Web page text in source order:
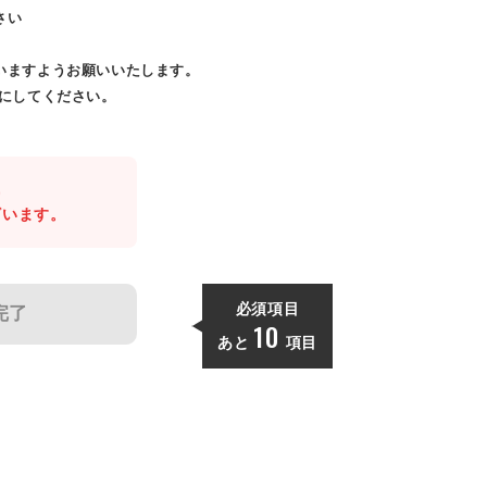
い
すようお願いいたします。
してください。
ます。
了 必須項目
あと 10 項目